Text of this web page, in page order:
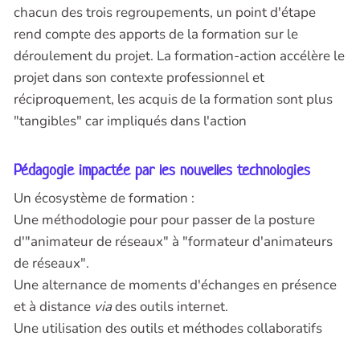
chacun des trois regroupements, un point d'étape
rend compte des apports de la formation sur le
déroulement du projet. La formation-action accélère le
projet dans son contexte professionnel et
réciproquement, les acquis de la formation sont plus
"tangibles" car impliqués dans l'action
Pédagogie impactée par les nouvelles technologies
Un écosystème de formation :
Une méthodologie pour pour passer de la posture
d'"animateur de réseaux" à "formateur d'animateurs
de réseaux".
Une alternance de moments d'échanges en présence
et à distance viades outils internet.
Une utilisation des outils et méthodes collaboratifs